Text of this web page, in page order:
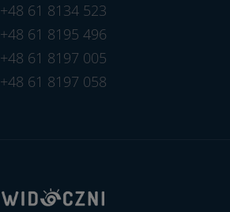
+48 61 8134 523
+48 61 8195 496
+48 61 8197 005
+48 61 8197 058